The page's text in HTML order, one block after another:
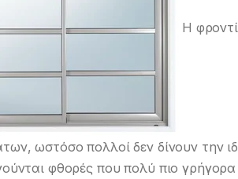
Η
ωστόσο πολλοί δεν δίνουν την
φθορές που πολύ πιο